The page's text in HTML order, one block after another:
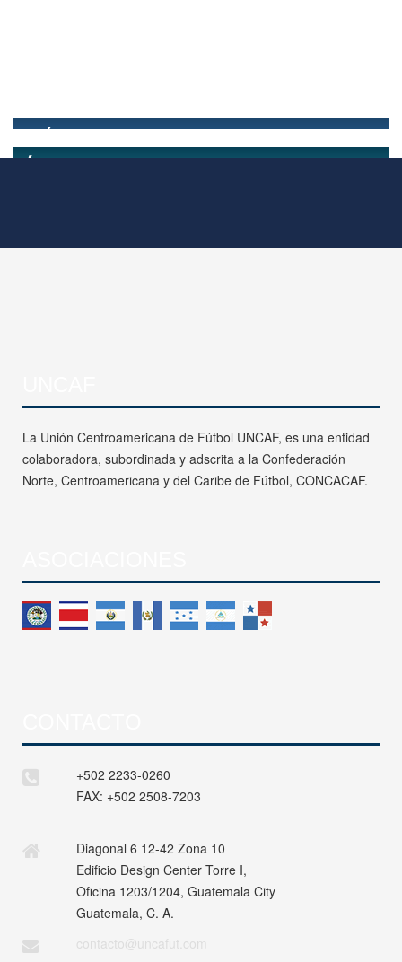
La Unión Centroamericana de Fútbol UNCAF, es una entidad
colaboradora, subordinada y adscrita a la Confederación
Norte, Centroamericana y del Caribe de Fútbol, CONCACAF.
+502 2233-0260
FAX: +502 2508-7203
Diagonal 6 12-42 Zona 10
Edificio Design Center Torre I,
Oficina 1203/1204, Guatemala City
Guatemala, C. A.
contacto@uncafut.com